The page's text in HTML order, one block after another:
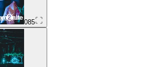
085